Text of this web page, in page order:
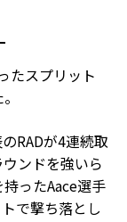
たスプリット
RADが4連続取
ンドを強いら
ったAace選手
で撃ち落とし